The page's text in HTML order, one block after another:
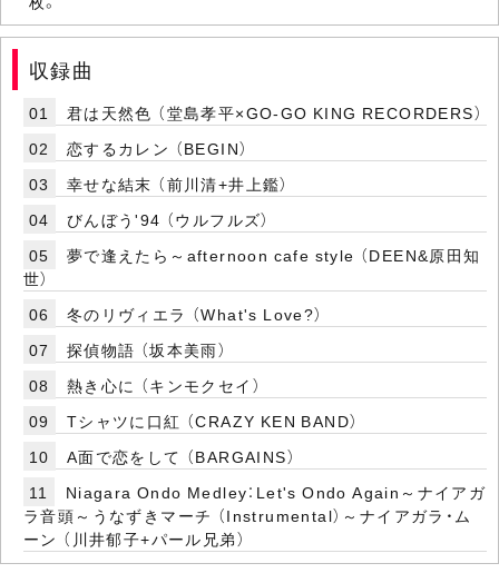
収録曲
01
君は天然色 （堂島孝平×GO-GO KING RECORDERS）
02
恋するカレン （BEGIN）
03
幸せな結末 （前川清+井上鑑）
04
びんぼう'94 （ウルフルズ）
05
夢で逢えたら～afternoon cafe style （DEEN&原田知
世）
06
冬のリヴィエラ （What's Love?）
07
探偵物語 （坂本美雨）
08
熱き心に （キンモクセイ）
09
Tシャツに口紅 （CRAZY KEN BAND）
10
A面で恋をして （BARGAINS）
11
Niagara Ondo Medley：Let's Ondo Again～ナイアガ
ラ音頭～うなずきマーチ （Instrumental）～ナイアガラ・ム
ーン （川井郁子+パール兄弟）